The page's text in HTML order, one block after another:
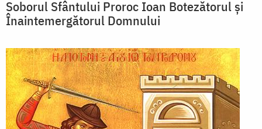
Soborul Sfântului Proroc Ioan Botezătorul și
Înaintemergătorul Domnului